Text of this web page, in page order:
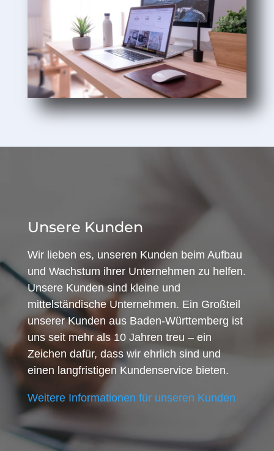
Unsere Kunden
Wir lieben es, unseren Kunden beim Aufbau
und Wachstum ihrer Unternehmen zu helfen.
Unsere Kunden sind kleine und
mittelständische Unternehmen. Ein Großteil
unserer Kunden aus Baden-Württemberg ist
uns seit mehr als 10 Jahren treu – ein
Zeichen dafür, dass wir ehrlich sind und
einen langfristigen Kundenservice bieten.
Weitere Informationen für unseren Kunden